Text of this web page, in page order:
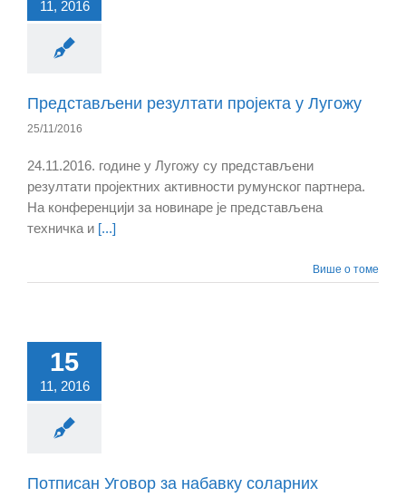
11, 2016
Представљени резултати пројекта у Лугожу
25/11/2016
24.11.2016. године у Лугожу су представљени
резултати пројектних активности румунског партнера.
На конференцији за новинаре је представљена
техничка и [...]
Више о томе
15
11, 2016
Потписан Уговор за набавку соларних